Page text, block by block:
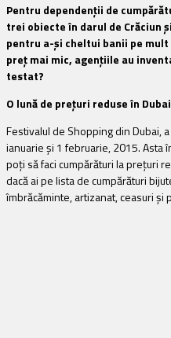
Pentru dependenții de
trei obiecte în darul de Crăciun
pentru a-și cheltui banii pe
preț mai mic, agențiile au
testat?
O lună de prețuri reduse în Dubai
Festivalul de Shopping din Dubai,
ianuarie și 1 februarie, 2015. Asta
poți să faci cumpărături la prețuri
dacă ai pe lista de cumpărături
îmbrăcăminte, artizanat, ceasuri și